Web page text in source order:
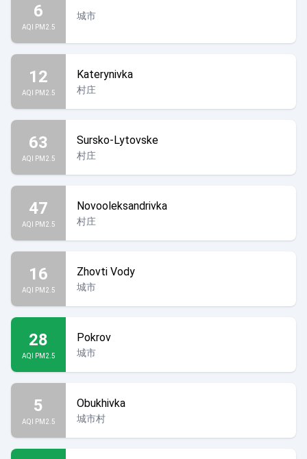
6
AQI PM2.5
城市
12
AQI PM2.5
Katerynivka
村庄
63
AQI PM2.5
Sursko-Lytovske
村庄
47
AQI PM2.5
Novooleksandrivka
村庄
16
AQI PM2.5
Zhovti Vody
城市
28
AQI PM2.5
Pokrov
城市
5
AQI PM2.5
Obukhivka
城市村